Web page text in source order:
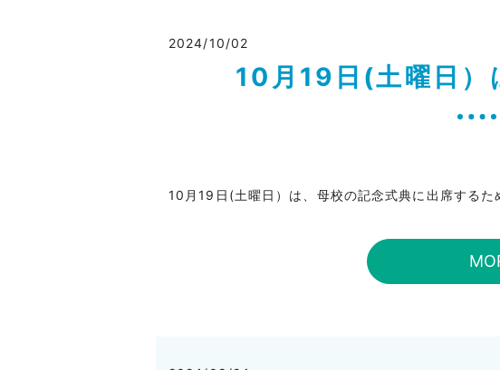
2024/10/02
10月19日(土曜日）
10月19日(土曜日）は、母校の記念式典に出席するた